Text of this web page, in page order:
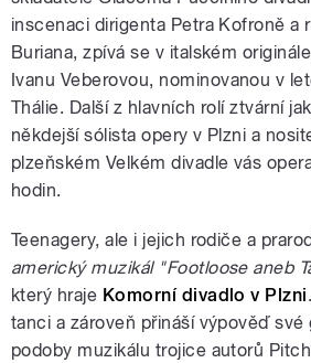
inscenaci dirigenta Petra Kofroně a
Buriana, zpívá se v italském
Ivanu Veberovou, nominovanou v
Thálie. Další z hlavních rolí ztvární
někdejší sólista opery v Plzni a
plzeňském Velkém divadle vás
hodin.
Teenagery, ale i jejich rodiče a
americký muzikál "Footloose aneb
který hraje Komorní divadlo v Plzni
tanci a zároveň přináší výpověď
podoby muzikálu trojice autorů